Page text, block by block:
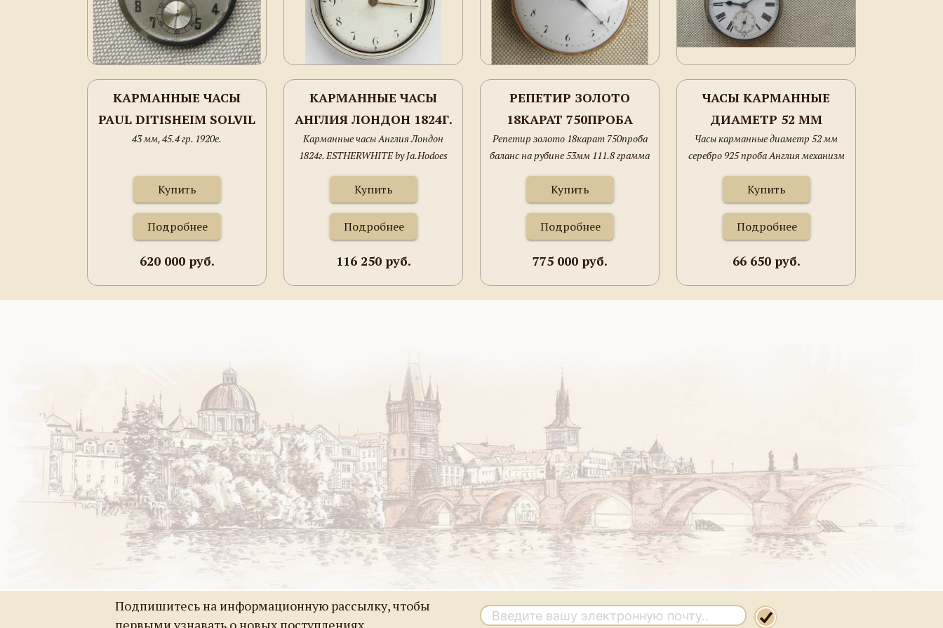
КАРМАННЫЕ ЧАСЫ
PAUL DITISHEIM SOLVIL
43 мм, 45.4 гр. 1920е.
Купить
Подробнее
620 000 руб.
КАРМАННЫЕ ЧАСЫ
АНГЛИЯ ЛОНДОН 1824Г.
ESTHERWHITE BY
JA.HODOES KINOSLAND
СЕРЕБРО 925 ПРОБА С
ФУТЛЯРОМ ЦЕПЬ ГААЛЯ
55ММ НЕ НА ХОДУ
Карманные часы Англия Лондон
1824г. ESTHERWHITE by Ja.Hodoes
футляром цепь Гааля 55мм не на
ходу
Купить
Подробнее
116 250 руб.
РЕПЕТИР ЗОЛОТО
18КАРАТ 750ПРОБА
БАЛАНС НА РУБИНЕ
53ММ
Репетир золото 18карат 750проба
баланс на рубине 53мм 111.8 грамма
Купить
Подробнее
775 000 руб.
ЧАСЫ КАРМАННЫЕ
ДИАМЕТР 52 ММ
СЕРЕБРО 925 ПРОБА
АНГЛИЯ МЕХАНИЗМ
W.P. EASTMOND RED
HILL КОРПУС ЛОНДОН
1882Г.
Часы карманные диаметр 52 мм
серебро 925 проба Англия механизм
1882г.
Купить
Подробнее
66 650 руб.
Подпишитесь на информационную рассылку, чтобы
первыми узнавать о новых поступлениях